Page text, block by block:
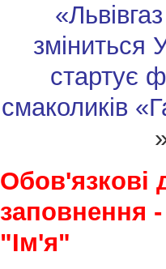
зміниться
стартує
смаколиків
Обов'язкові
заповнення
"Ім'я"